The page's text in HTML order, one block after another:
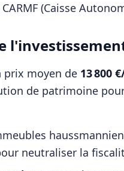
CARMF (Caisse
prix moyen de 13 800
de patrimoine
neutraliser la